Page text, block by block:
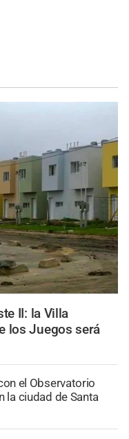
II: la Villa
los Juegos será
el Observatorio
la ciudad de Santa